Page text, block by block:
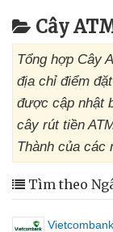
Cây
Tổng hợp Cây
địa chỉ điểm
được cập nhật
cây rút tiền
Thành của các
Tìm theo
Vietcombank